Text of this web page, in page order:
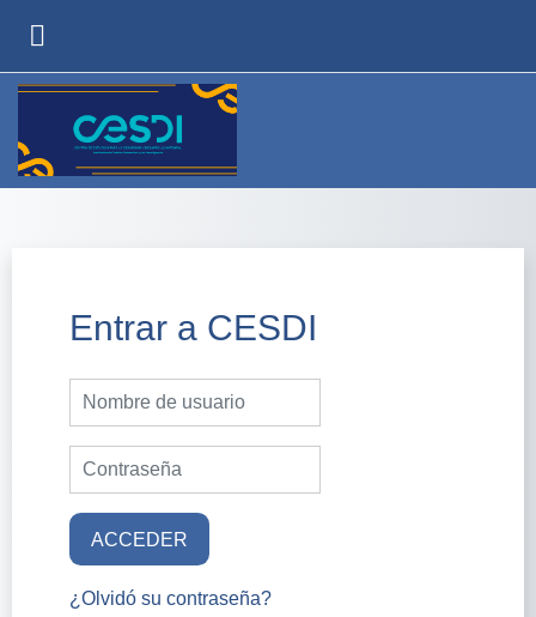
Entrar a CESDI
Nombre de usuario
Contraseña
ACCEDER
¿Olvidó su contraseña?